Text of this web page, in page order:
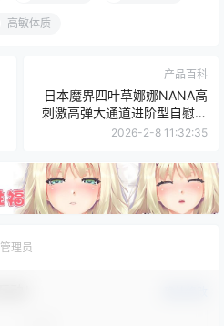
高敏体质
产品百科
日本魔界四叶草娜娜NANA高
刺激高弹大通道进阶型自慰器
测评报告
2026-2-8 11:32:35
管理员